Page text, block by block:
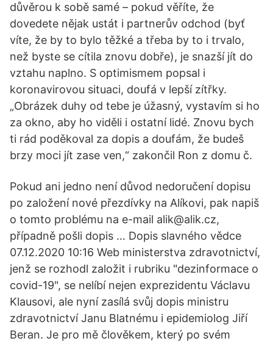
důvěrou k sobě samé – pokud věříte, že
dovedete nějak ustát i partnerův odchod (byť
víte, že by to bylo těžké a třeba by to i trvalo,
než byste se cítila znovu dobře), je snazší jít do
vztahu naplno. S optimismem popsal i
koronavirovou situaci, doufá v lepší zítřky.
„Obrázek duhy od tebe je úžasný, vystavím si ho
za okno, aby ho viděli i ostatní lidé. Znovu bych
ti rád poděkoval za dopis a doufám, že budeš
brzy moci jít zase ven,“ zakončil Ron z domu č.
Pokud ani jedno není důvod nedoručení dopisu
po založení nové přezdívky na Alíkovi, pak napiš
o tomto problému na e-mail alik@alik.cz,
případně pošli dopis … Dopis slavného vědce
07.12.2020 10:16 Web ministerstva zdravotnictví,
jenž se rozhodl založit i rubriku "dezinformace o
covid-19", se nelíbí nejen exprezidentu Václavu
Klausovi, ale nyní zasílá svůj dopis ministru
zdravotnictví Janu Blatnému i epidemiolog Jiří
Beran. Je pro mě člověkem, který po svém